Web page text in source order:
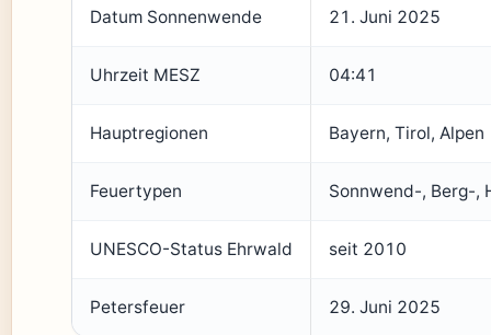
Datum Sonnenwende 21. Juni 2025
Uhrzeit MESZ 04:41
Hauptregionen Bayern, Tirol, Alpen
Feuertypen Sonnwend-, Berg-,
UNESCO-Status Ehrwald seit 2010
Petersfeuer 29. Juni 2025